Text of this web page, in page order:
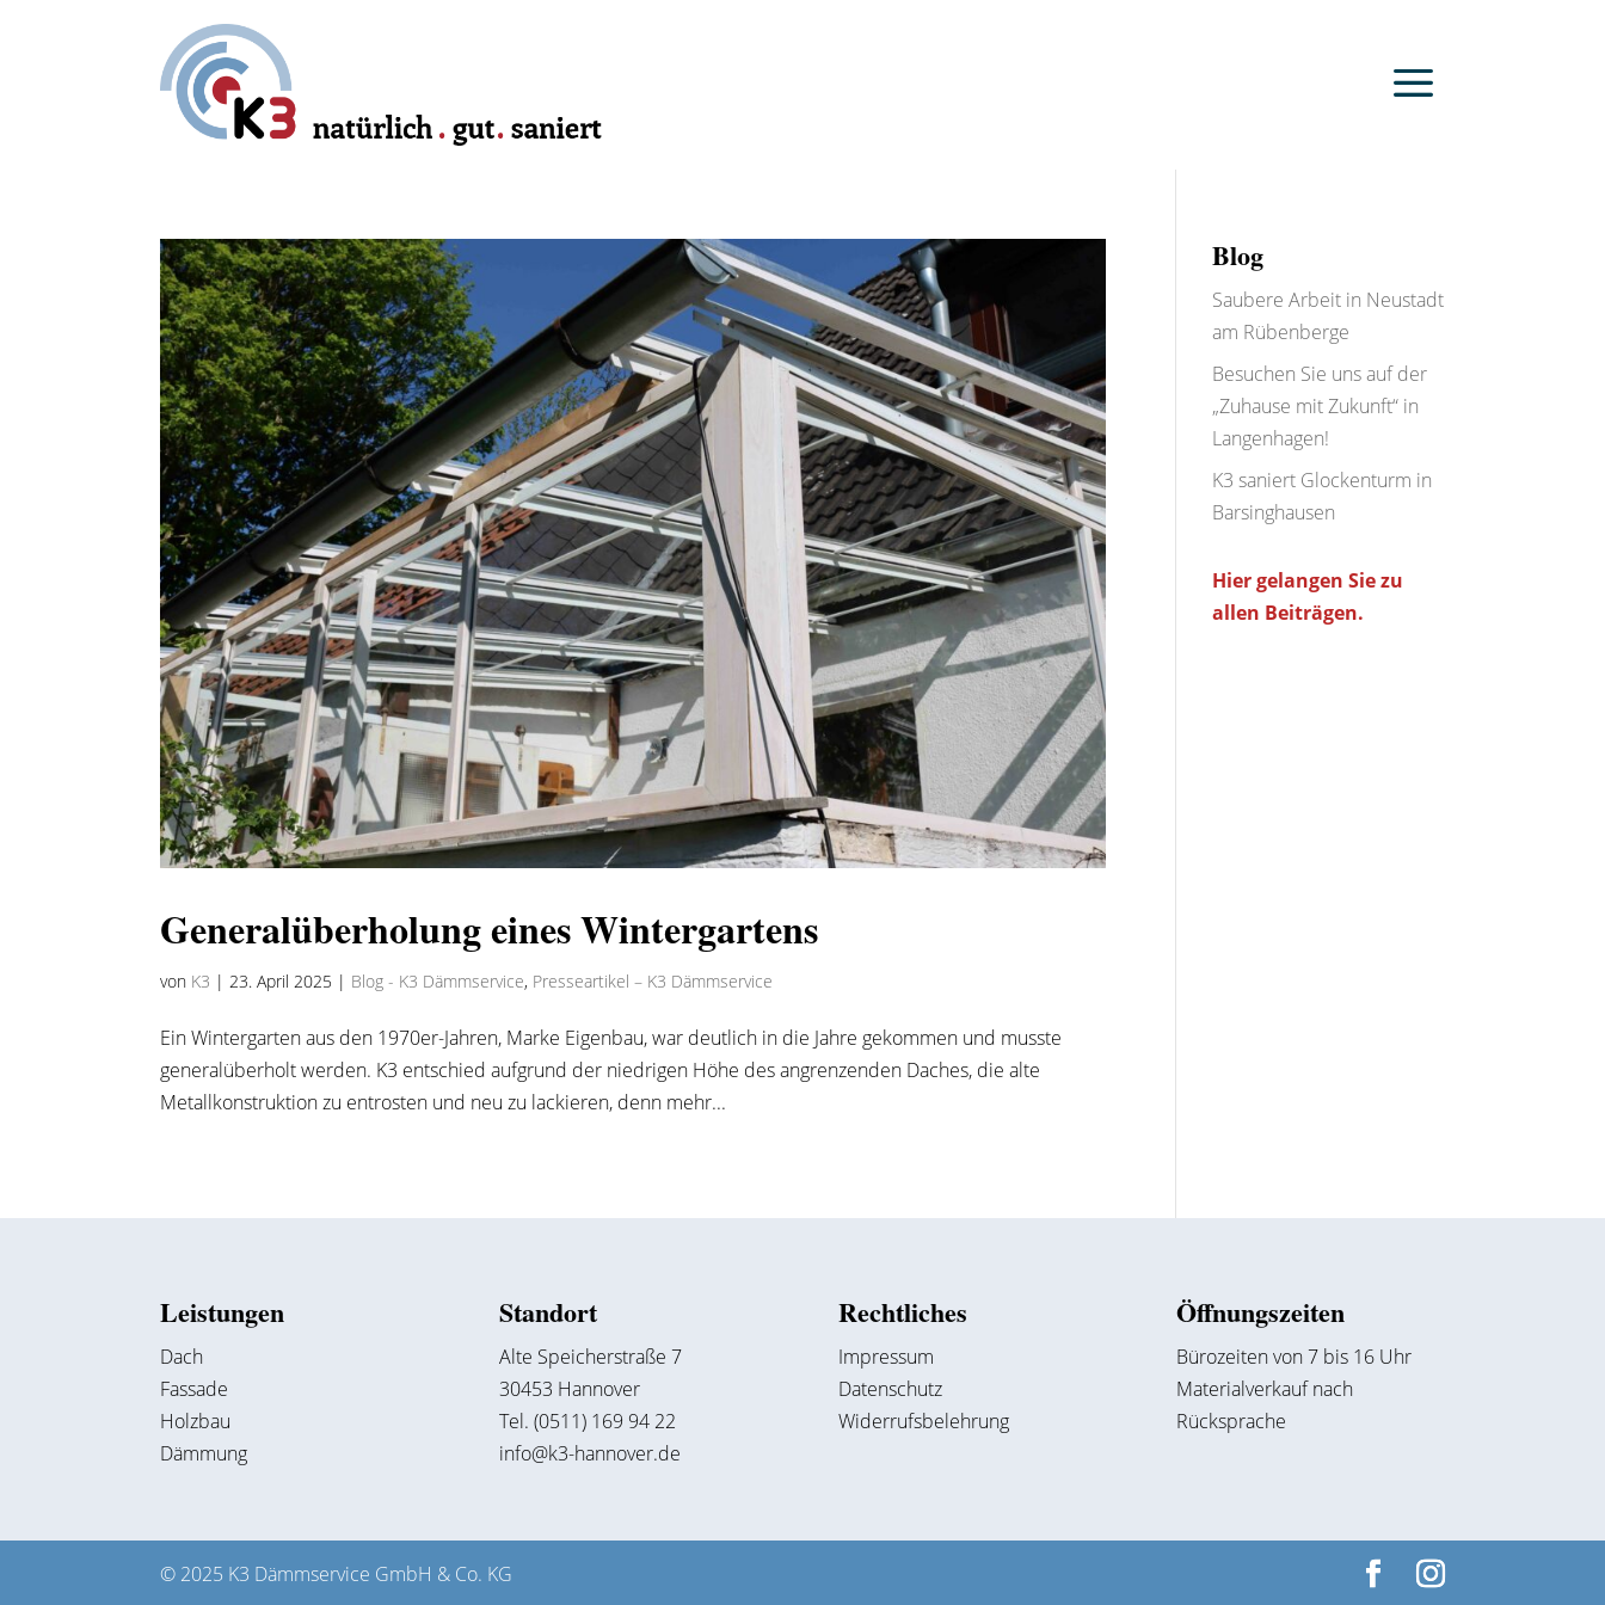
Generalüberholung eines Wintergartens
von K3 |23. April 2025 | Blog - K3 Dämmservice, Presseartikel – K3 Dämmservice
Ein Wintergarten aus den 1970er-Jahren, Marke Eigenbau, war deutlich in die Jahre gekommen und musste
generalüberholt werden. K3 entschied aufgrund der niedrigen Höhe des angrenzenden Daches, die alte
Metallkonstruktion zu entrosten und neu zu lackieren, denn mehr...
Blog
Saubere Arbeit in Neustadt
am Rübenberge
Besuchen Sie uns auf der
„Zuhause mit Zukunft“ in
Langenhagen!
K3 saniert Glockenturm in
Barsinghausen
Hier gelangen Sie zu
allen Beiträgen.
Leistungen
Dach
Fassade
Holzbau
Dämmung
Standort
Alte Speicherstraße 7
30453 Hannover
Tel. (0511) 169 94 22
info@k3-hannover.de
Rechtliches
Impressum
Datenschutz
Widerrufsbelehrung
Öffnungszeiten
Bürozeiten von 7 bis 16 Uhr
Materialverkauf nach
Rücksprache
© 2025 K3 Dämmservice GmbH & Co. KG